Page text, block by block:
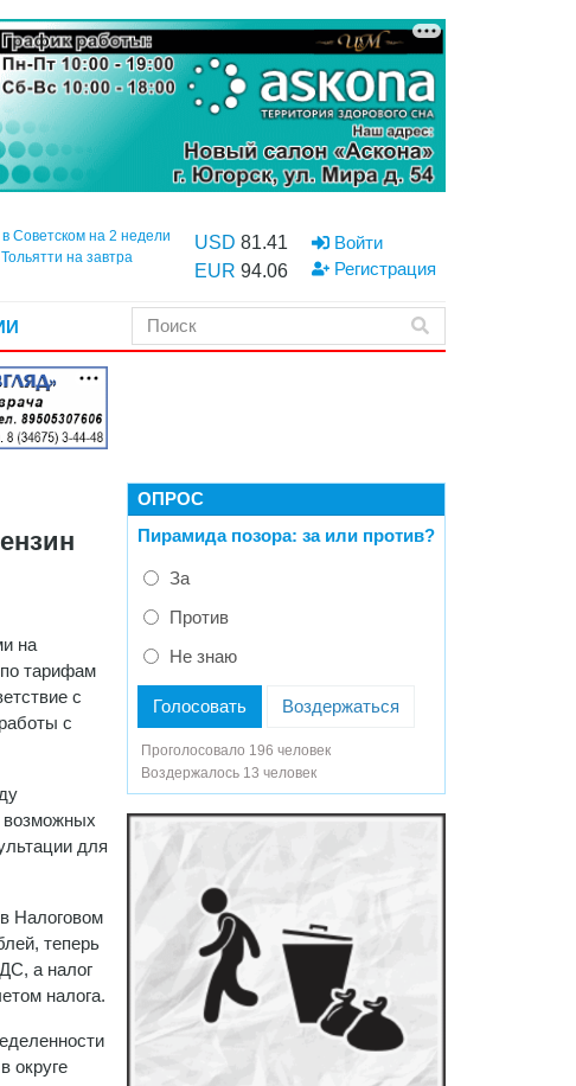
Советском на 2 недели
на завтра
USD 81.41
EUR 94.06
Войти
Регистрация
на
тарифам
с
с
возможных
для
Налоговом
теперь
а налог
налога.
округе
ОПРОС
Пирамида позора: за или против?
За
Против
Не знаю
Голосовать Воздержаться
Проголосовало 196 человек
Воздержалось 13 человек